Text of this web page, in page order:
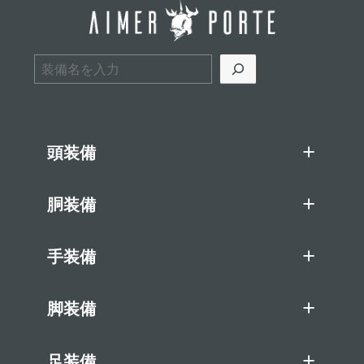
検索
頭装備
胴装備
手装備
脚装備